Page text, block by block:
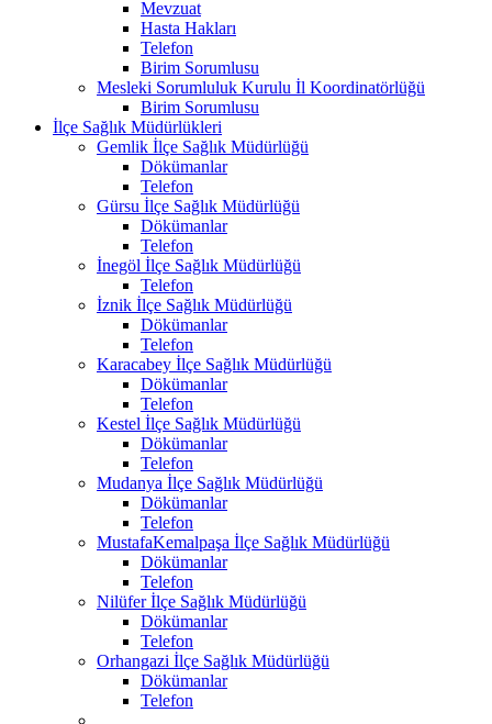
Mevzuat
Hasta Hakları
Telefon
Birim Sorumlusu
Mesleki Sorumluluk Kurulu İl Koordinatörlüğü
Birim Sorumlusu
İlçe Sağlık Müdürlükleri
Gemlik İlçe Sağlık Müdürlüğü
Dökümanlar
Telefon
Gürsu İlçe Sağlık Müdürlüğü
Dökümanlar
Telefon
İnegöl İlçe Sağlık Müdürlüğü
Telefon
İznik İlçe Sağlık Müdürlüğü
Dökümanlar
Telefon
Karacabey İlçe Sağlık Müdürlüğü
Dökümanlar
Telefon
Kestel İlçe Sağlık Müdürlüğü
Dökümanlar
Telefon
Mudanya İlçe Sağlık Müdürlüğü
Dökümanlar
Telefon
MustafaKemalpaşa İlçe Sağlık Müdürlüğü
Dökümanlar
Telefon
Nilüfer İlçe Sağlık Müdürlüğü
Dökümanlar
Telefon
Orhangazi İlçe Sağlık Müdürlüğü
Dökümanlar
Telefon